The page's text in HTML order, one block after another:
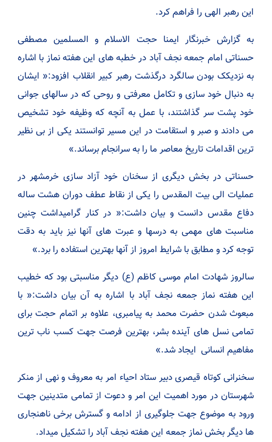
این رهبر الهی را فراهم کرد.
به گزارش خبرنگار ایمنا حجت الاسلام و المسلمین مصطفی
حسناتی امام جمعه نجف آباد در خطبه های این هفته نماز با اشاره
به نزدیکک بودن سالگرد درگذشت رهبر کبیر انقلاب افزود:« ایشان
به دنبال خود سازی و تکامل معرفتی و روحی که در سالهای جوانی
خود پشت سر گذاشتند، با عمل به آنچه که وظیفه خود تشخیص
می دادند و صبر و استقامت در این مسیر توانستند یکی از بی نظیر
ترین اقدامات تاریخ معاصر ما را به سرانجام برساند.»
حسناتی در بخش دیگری از سخنان خود آزاد سازی خرمشهر در
عملیات الی بیت المقدس را یکی از نقاط عطف دوران هشت ساله
دفاع مقدس دانست و بیان داشت:« در کنار گرامیداشت چنین
مناسبت های مهمی به درسها و عبرت های آنها نیز باید به دقت
توجه کرد و مطابق با شرایط امروز از آنها بهترین استفاده را برد.»
سالروز شهادت امام موسی کاظم (ع) دیگر مناسبتی بود که خطیب
این هفته نماز جمعه نجف آباد با اشاره به آن بیان داشت:« با
مبعوث شدن حضرت محمد به پیامبری، علاوه بر اتمام حجت برای
تمامی نسل های آینده بشر، بهترین فرصت جهت کسب ناب ترین
مفاهیم انسانی ایجاد شد.»
سخنرانی کوتاه قیصری دبیر ستاد احیاء امر به معروف و نهی از منکر
شهرستان در مورد اهمیت این امر و دعوت از تمامی متدینین جهت
ورود به موضوع جهت جلوگیری از ادامه و گسترش برخی ناهنجاری
ها دیگر بخش نماز جمعه این هفته نجف آباد را تشکیل میداد.